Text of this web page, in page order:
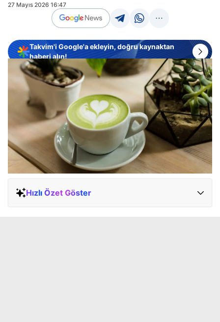
27 Mayıs 2026 16:47
Takvim'i Google'a ekleyin, doğru kaynaktan
haberi alın!
Hızlı Özet Göster